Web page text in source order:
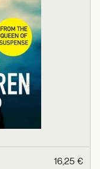
16,25 €